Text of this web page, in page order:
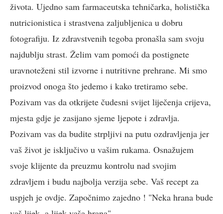
života. Ujedno sam farmaceutska tehničarka, holistička
nutricionistica i strastvena zaljubljenica u dobru
fotografiju. Iz zdravstvenih tegoba pronašla sam svoju
najdublju strast. Želim vam pomoći da postignete
uravnoteženi stil izvorne i nutritivne prehrane. Mi smo
proizvod onoga što jedemo i kako tretiramo sebe.
Pozivam vas da otkrijete čudesni svijet liječenja crijeva,
mjesta gdje je zasijano sjeme ljepote i zdravlja.
Pozivam vas da budite strpljivi na putu ozdravljenja jer
vaš život je isključivo u vašim rukama. Osnažujem
svoje klijente da preuzmu kontrolu nad svojim
zdravljem i budu najbolja verzija sebe. Vaš recept za
uspjeh je ovdje. Započnimo zajedno ! "Neka hrana bude